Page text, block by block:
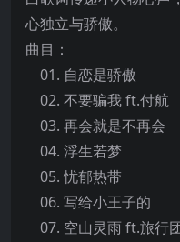
心独立与骄傲。
曲目：
01. 自恋是骄傲
02. 不要骗我 ft.付航
03. 再会就是不再会
04. 浮生若梦
05. 忧郁热带
06. 写给小王子的
07. 空山灵雨 ft.旅行